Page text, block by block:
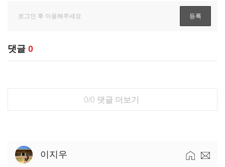
댓글 0
0/0 댓글 더보기
이지우